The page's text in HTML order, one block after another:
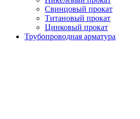
Свинцовый прокат
Титановый прокат
Цинковый прокат
Трубопроводная арматура